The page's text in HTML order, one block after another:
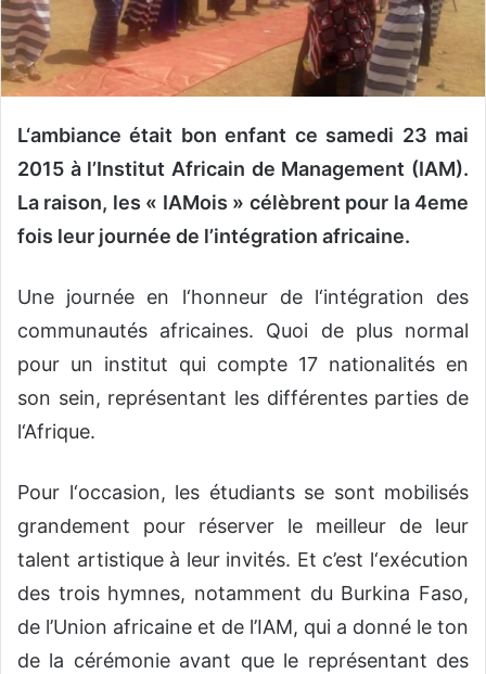
u
r
l
L‘ambiance était bon enfant ce samedi 23 mai
2015 à l’Institut Africain de Management (IAM).
La raison, les « IAMois » célèbrent pour la 4eme
fois leur journée de l’intégration africaine.
Une journée en l‘honneur de l‘intégration des
communautés africaines. Quoi de plus normal
pour un institut qui compte 17 nationalités en
son sein, représentant les différentes parties de
l‘Afrique.
Pour l‘occasion, les étudiants se sont mobilisés
grandement pour réserver le meilleur de leur
talent artistique à leur invités. Et c’est l‘exécution
des trois hymnes, notamment du Burkina Faso,
de l’Union africaine et de l’IAM, qui a donné le ton
de la cérémonie avant que le représentant des